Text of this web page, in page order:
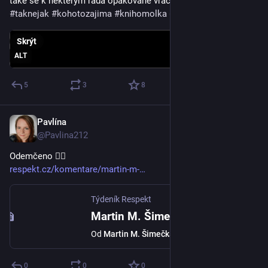
#taknejak #kohotozajima #knihomolka #
ALT
Skrýt
5 3 8
Pavlína
@Pavlina212
Odemčeno 🤸‍♀️
respekt.cz/komentare/martin-m-
Týdeník Respekt
Od Martin M. Šimečka
0 0 0